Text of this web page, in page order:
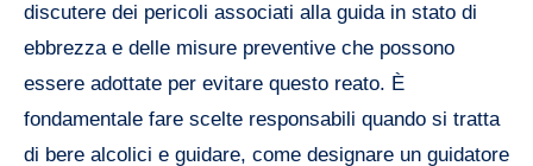
discutere dei pericoli associati alla guida in stato di
ebbrezza e delle misure preventive che possono
essere adottate per evitare questo reato. È
fondamentale fare scelte responsabili quando si tratta
di bere alcolici e guidare, come designare un guidatore